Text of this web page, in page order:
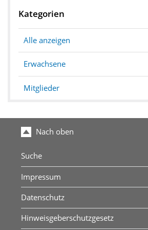
Kategorien
Alle anzeigen
Erwachsene
Mitglieder
Nach oben
Suche
Impressum
Datenschutz
Hinweisgeberschutzgesetz